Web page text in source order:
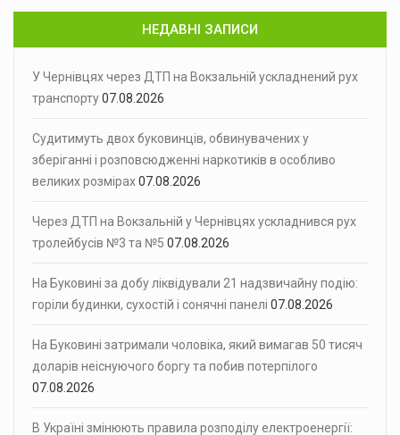
НЕДАВНІ ЗАПИСИ
У Чернівцях через ДТП на Вокзальній ускладнений рух
транспорту07.08.2026
Судитимуть двох буковинців, обвинувачених у
зберіганні і розповсюдженні наркотиків в особливо
великих розмірах07.08.2026
Через ДТП на Вокзальній у Чернівцях ускладнився рух
тролейбусів №3 та №5 07.08.2026
На Буковині за добу ліквідували 21 надзвичайну подію:
горіли будинки, сухостій і сонячні панелі 07.08.2026
На Буковині затримали чоловіка, який вимагав 50 тисяч
доларів неіснуючого боргу та побив потерпілого
07.08.2026
В Україні змінюють правила розподілу електроенергії: